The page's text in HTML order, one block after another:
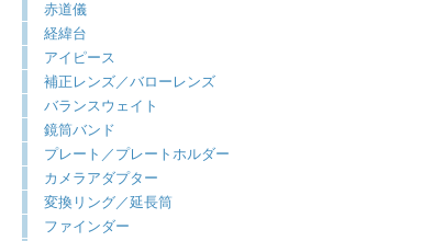
赤道儀
経緯台
アイピース
補正レンズ／バローレンズ
バランスウェイト
鏡筒バンド
プレート／プレートホルダー
カメラアダプター
変換リング／延長筒
ファインダー